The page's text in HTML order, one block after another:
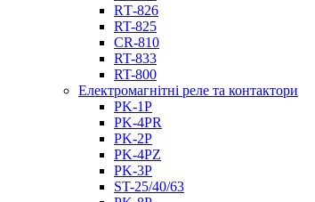
RТ-826
RT-825
CR-810
RT-833
RT-800
Електромагнітні реле та контактори
PK-1P
PK-4PR
PK-2Р
PK-4PZ
PK-3Р
ST-25/40/63